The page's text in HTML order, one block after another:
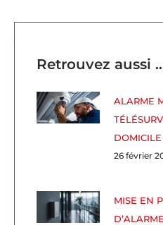
Retrouvez aussi
ALARME
DOMICILE
26 février
MISE EN